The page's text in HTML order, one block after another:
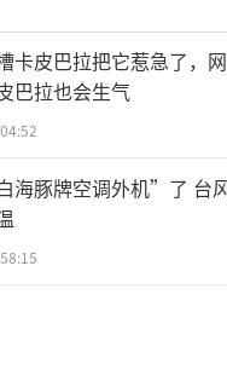
卡皮巴拉把它惹急了，网
巴拉也会生气
海豚牌空调外机”了 台